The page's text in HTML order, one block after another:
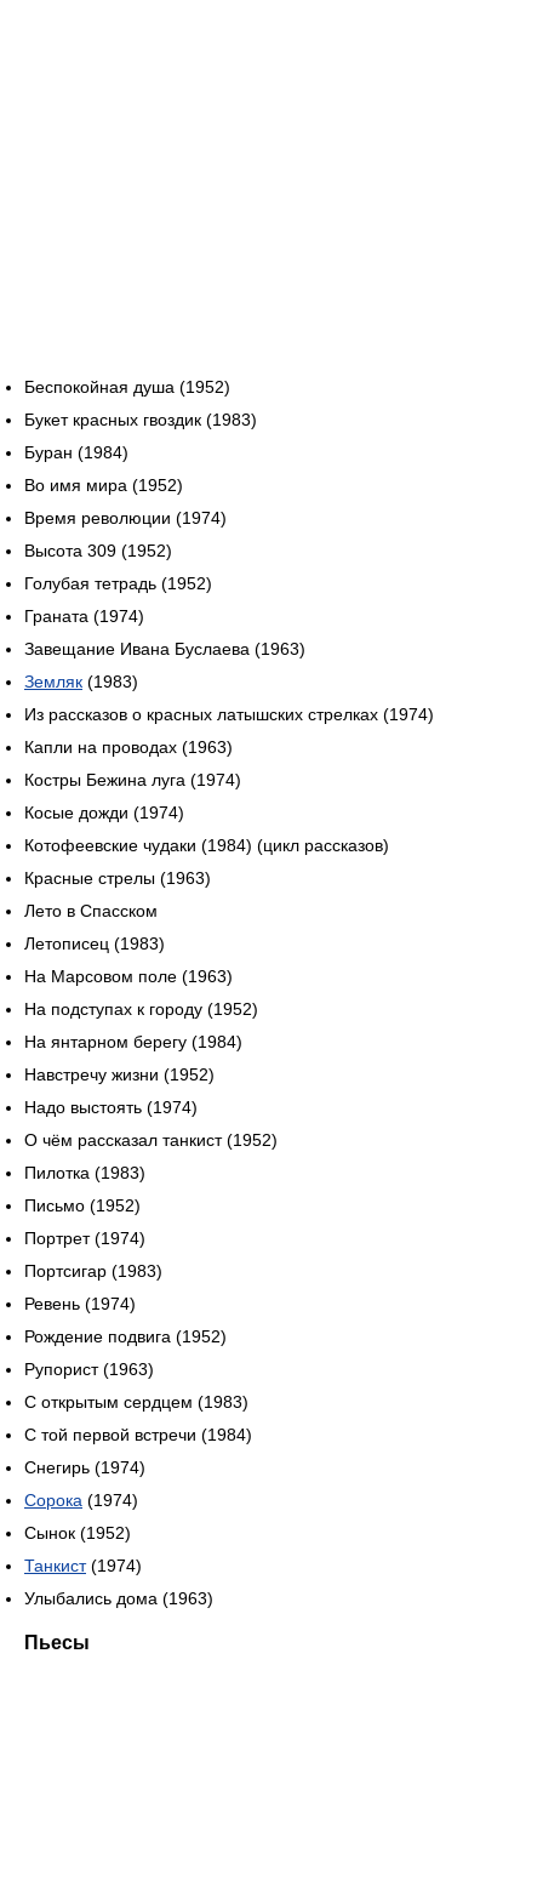
Беспокойная душа (1952)
Букет красных гвоздик (1983)
Буран (1984)
Во имя мира (1952)
Время революции (1974)
Высота 309 (1952)
Голубая тетрадь (1952)
Граната (1974)
Завещание Ивана Буслаева (1963)
Земляк (1983)
Из рассказов о красных латышских стрелках (1974)
Капли на проводах (1963)
Костры Бежина луга (1974)
Косые дожди (1974)
Котофеевские чудаки (1984) (цикл рассказов)
Красные стрелы (1963)
Лето в Спасском
Летописец (1983)
На Марсовом поле (1963)
На подступах к городу (1952)
На янтарном берегу (1984)
Навстречу жизни (1952)
Надо выстоять (1974)
О чём рассказал танкист (1952)
Пилотка (1983)
Письмо (1952)
Портрет (1974)
Портсигар (1983)
Ревень (1974)
Рождение подвига (1952)
Рупорист (1963)
С открытым сердцем (1983)
С той первой встречи (1984)
Снегирь (1974)
Сорока (1974)
Сынок (1952)
Танкист(1974)
Улыбались дома (1963)
Пьесы